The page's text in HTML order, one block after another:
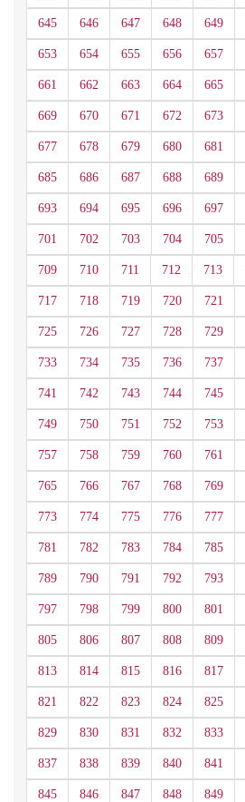
645 646 647 648 649
653 654 655 656 657
661 662 663 664 665
669 670 671 672 673
677 678 679 680 681
685 686 687 688 689
693 694 695 696 697
701 702 703 704 705
709 710 711 712 713
717 718 719 720 721
725 726 727 728 729
733 734 735 736 737
741 742 743 744 745
749 750 751 752 753
757 758 759 760 761
765 766 767 768 769
773 774 775 776 777
781 782 783 784 785
789 790 791 792 793
797 798 799 800 801
805 806 807 808 809
813 814 815 816 817
821 822 823 824 825
829 830 831 832 833
837 838 839 840 841
845 846 847 848 849